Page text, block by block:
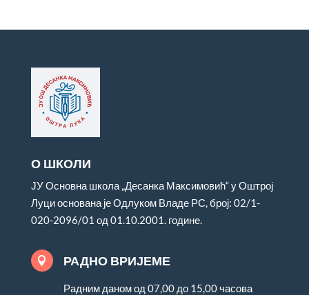
О ШКОЛИ
ЈУ Основна школа „Десанка Максимовић“ у Оштрој
Луци основана је Одлуком Владе РС, број: 02/1-
020-2096/01 од 01.10.2001. године.
 РАДНО ВРИЈЕМЕ
Радним даном од 07,00 до 15,00 часова